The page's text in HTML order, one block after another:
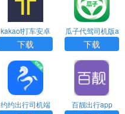
kakaot打车安卓
下载
下载
瓜子代驾司机版a
pp下载
下载
约约出行司机端 百靓出行app